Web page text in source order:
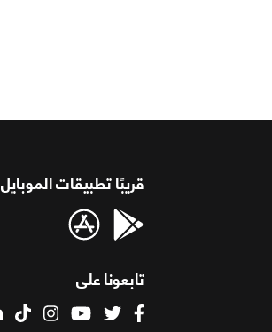
قريبًا تطبيقات الموبايل
تابعونا على